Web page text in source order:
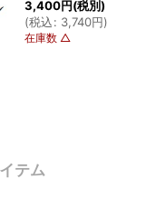
3,400円(税別)
(税込: 3,740円)
在庫数 △
テム